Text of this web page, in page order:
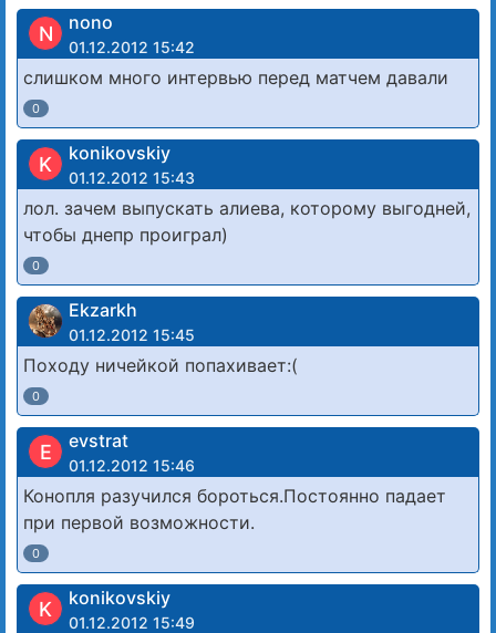
N nono
01.12.2012 15:42
слишком много интервью перед матчем давали
0
K konikovskiy
01.12.2012 15:43
лол. зачем выпускать алиева, которому выгодней,
чтобы днепр проиграл)
0
Ekzarkh
01.12.2012 15:45
Походу ничейкой попахивает:(
0
E evstrat
01.12.2012 15:46
Конопля разучился бороться.Постоянно падает
при первой возможности.
0
K konikovskiy
01.12.2012 15:49